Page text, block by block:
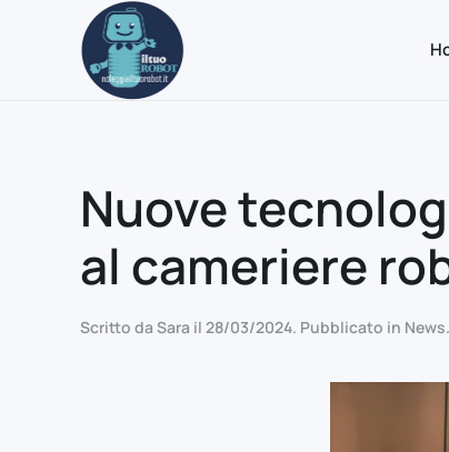
Passa al contenuto principale
Nuove
al cameriere
Scritto da Sara il 28/03/2024. Pubblicato in News.